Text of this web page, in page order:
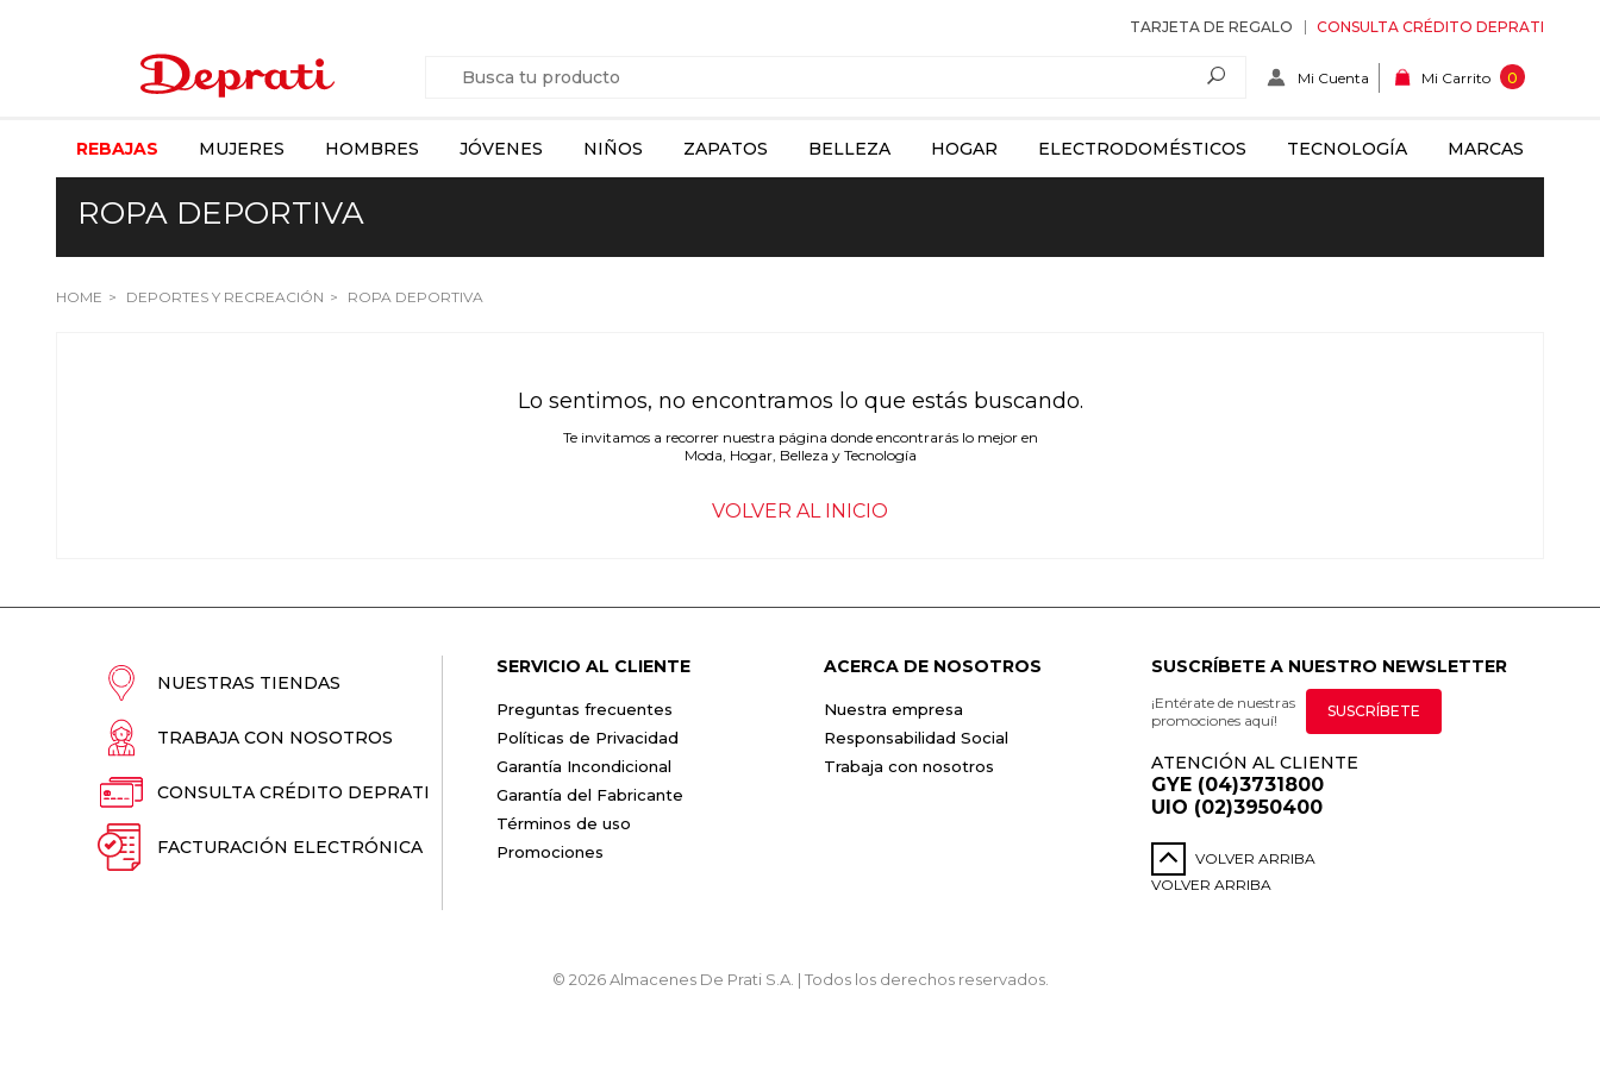
TARJETA DE REGALO CONSULTA CRÉDITO DEPRATI
Mi Cuenta Mi Carrito 0
REBAJAS MUJERES HOMBRES JÓVENES NIÑOS ZAPATOS BELLEZA HOGAR ELECTRODOMÉSTICOS TECNOLOGÍA MARCAS
ROPA DEPORTIVA
HOME DEPORTES Y RECREACIÓN ROPA DEPORTIVA
Lo sentimos, no encontramos lo que estás buscando.
Te invitamos a recorrer nuestra página donde encontrarás lo mejor en
Moda, Hogar, Belleza y Tecnología
VOLVER AL INICIO
NUESTRAS TIENDAS
TRABAJA CON NOSOTROS
CONSULTA CRÉDITO DEPRATI
FACTURACIÓN ELECTRÓNICA
SERVICIO AL CLIENTE
Preguntas frecuentes
Políticas de Privacidad
Garantía Incondicional
Garantía del Fabricante
Términos de uso
Promociones
ACERCA DE NOSOTROS
Nuestra empresa
Responsabilidad Social
Trabaja con nosotros
SUSCRÍBETE A NUESTRO NEWSLETTER
¡Entérate de nuestras
promociones aquí!
SUSCRÍBETE
ATENCIÓN AL CLIENTE
GYE (04)3731800
UIO (02)3950400
VOLVER ARRIBA
VOLVER ARRIBA
© 2026 Almacenes De Prati S.A. | Todos los derechos reservados.